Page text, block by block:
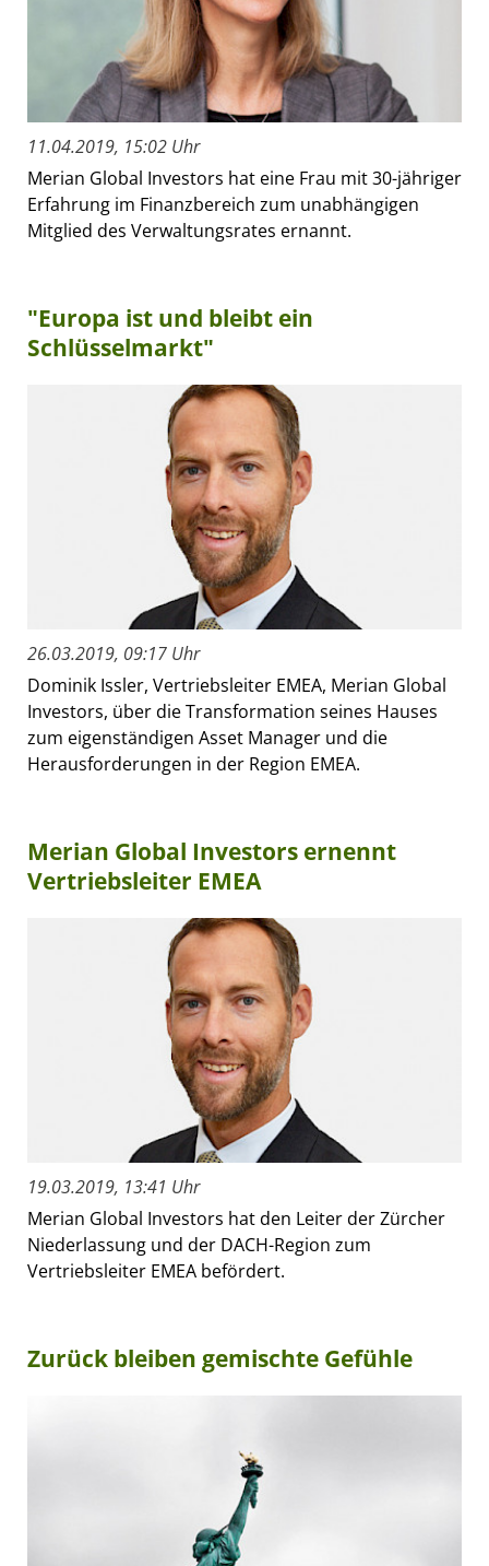
11.04.2019, 15:02 Uhr
Merian Global Investors hat eine Frau mit 30-jähriger
Erfahrung im Finanzbereich zum unabhängigen
Mitglied des Verwaltungsrates ernannt.
"Europa ist und bleibt ein
Schlüsselmarkt"
26.03.2019, 09:17 Uhr
Dominik Issler, Vertriebsleiter EMEA, Merian Global
Investors, über die Transformation seines Hauses
zum eigenständigen Asset Manager und die
Herausforderungen in der Region EMEA.
Merian Global Investors ernennt
Vertriebsleiter EMEA
19.03.2019, 13:41 Uhr
Merian Global Investors hat den Leiter der Zürcher
Niederlassung und der DACH-Region zum
Vertriebsleiter EMEA befördert.
Zurück bleiben gemischte Gefühle